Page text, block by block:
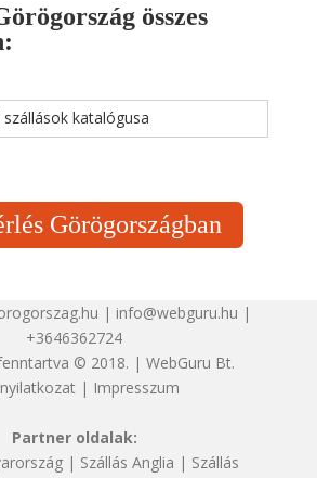
összes
katalógusa
Görögországban
| info@webguru.hu |
+3646362724
© 2018. | WebGuru Bt.
nyilatkozat| Impresszum
Partner oldalak:
| Szállás Anglia | Szállás